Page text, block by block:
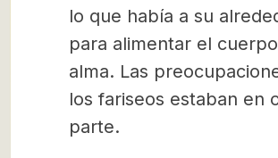
lo que había a su
para alimentar el
alma. Las
los fariseos estaban en
parte.